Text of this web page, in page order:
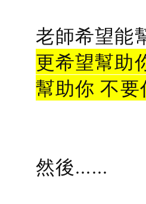
老師希望能
更希望幫助
幫助你 不要
然後......